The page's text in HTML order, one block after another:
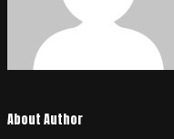
About Author